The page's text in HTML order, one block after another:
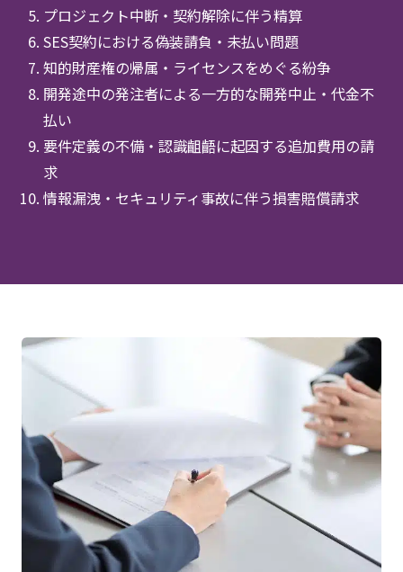
プロジェクト中断・契約解除に伴う精算
SES契約における偽装請負・未払い問題
知的財産権の帰属・ライセンスをめぐる紛争
開発途中の発注者による一方的な開発中止・代金不
払い
要件定義の不備・認識齟齬に起因する追加費用の請
求
情報漏洩・セキュリティ事故に伴う損害賠償請求